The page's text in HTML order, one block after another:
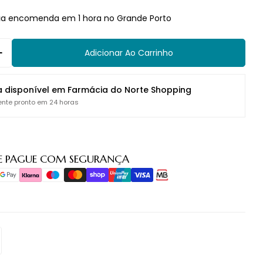
encomenda em 1 hora no Grande Porto
Para Phyto Anticaspa Champô 250ml
Quantidade Para Phyto Anticaspa
Adicionar Ao Carrinho
disponível em Farmácia do Norte Shopping
pronto em 24 horas
PAGUE COM SEGURANÇA